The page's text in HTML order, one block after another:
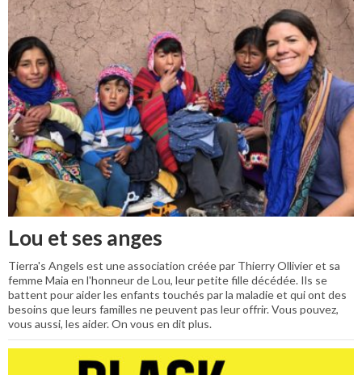
Lou et ses anges
Tierra's Angels est une association créée par Thierry Ollivier et sa
femme Maia en l'honneur de Lou, leur petite fille décédée. Ils se
battent pour aider les enfants touchés par la maladie et qui ont des
besoins que leurs familles ne peuvent pas leur offrir. Vous pouvez,
vous aussi, les aider. On vous en dit plus.